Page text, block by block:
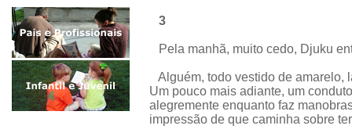
3
Pela manhã, muito cedo, Djuku
Alguém, todo vestido de amarelo,
Um pouco mais adiante, um
alegremente enquanto faz
impressão de que caminha sobre